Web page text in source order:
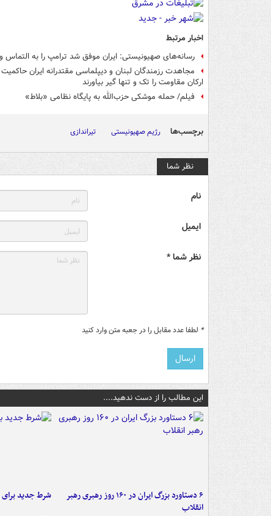
اخبار مرتبط
رسانه‌های صهیونیستی: ایران موفق شد ترامپ را به التماس
مجاهدت‌ رزمندگان لبنان و دیپلماسی مقتدرانه ایران
ارکان مقاومت را تک و تنها گیر بیاورند
فیلم/ حمله موشکی حزب‌الله به پایگاه نظامی «بلاط»
برچسب‌ها رژیم صهیونیستی تیراندازی
نظر شما
نام
ایمیل
نظر شما *
* لطفا عدد مقابل را در جعبه متن وارد کنید
این مطالب را از دست ندهید....
۶ دستاورد بزرگ ایران در ۱۶۰ روز رهبری رهبر
انقلاب
شرط جدید برای